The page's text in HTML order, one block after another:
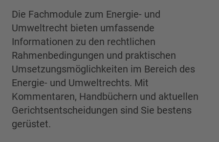
Die Fachmodule zum Energie- und
Umweltrecht bieten umfassende
Informationen zu den rechtlichen
Rahmenbedingungen und praktischen
Umsetzungsmöglichkeiten im Bereich des
Energie- und Umweltrechts. Mit
Kommentaren, Handbüchern und aktuellen
Gerichtsentscheidungen sind Sie bestens
gerüstet.